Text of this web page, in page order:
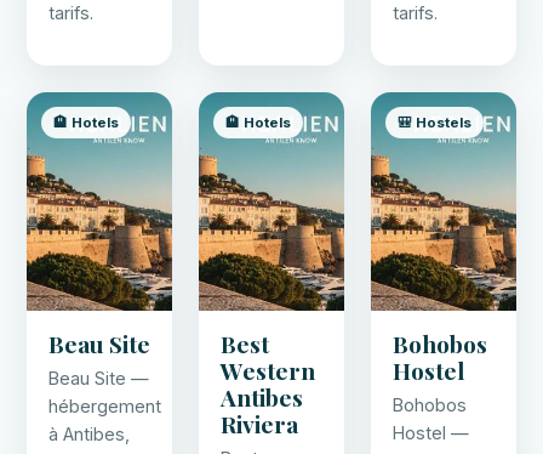
tarifs.
tarifs.
🏨 Hotels
Beau Site
Beau Site —
hébergement
à Antibes,
🏨 Hotels
Best
Western
Antibes
Riviera
🎒 Hostels
Bohobos
Hostel
Bohobos
Hostel —